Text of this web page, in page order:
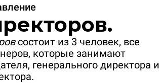
состоит из 3 человек, все
которые занимают
генерального директора и